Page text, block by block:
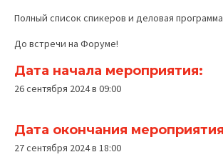
Полный список спикеров и деловая
До встречи на Форуме!
Дата начала мероприятия:
26 сентября 2024 в 09:00
Дата окончания
27 сентября 2024 в 18:00